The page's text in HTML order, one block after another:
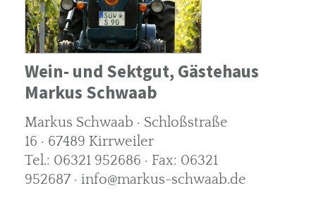
Wein- und Sektgut, Gästehaus
Markus Schwaab
Markus Schwaab · Schloßstraße
16 · 67489 Kirrweiler
Tel.: 06321 952686 · Fax: 06321
952687 · info@markus-schwaab.de